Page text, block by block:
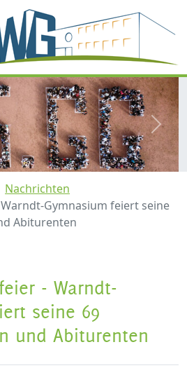
Nachrichten
Gymnasium feiert seine
Abiturenten
- Warndt-
seine 69
und Abiturenten